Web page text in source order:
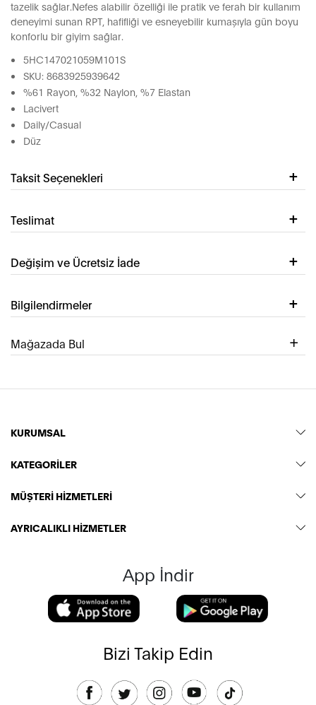
tazelik sağlar.Nefes alabilir özelliği ile pratik ve ferah bir kullanım
deneyimi sunan RPT, hafifliği ve esneyebilir kumaşıyla gün boyu
konforlu bir giyim sağlar.
5HC147021059M101S
SKU: 8683925939642
%61 Rayon, %32 Naylon, %7 Elastan
Lacivert
Daily/Casual
Düz
Taksit Seçenekleri
Teslimat
Değişim ve Ücretsiz İade
Bilgilendirmeler
Mağazada Bul
KURUMSAL
KATEGORİLER
MÜŞTERİ HİZMETLERİ
AYRICALIKLI HİZMETLER
App İndir
Bizi Takip Edin